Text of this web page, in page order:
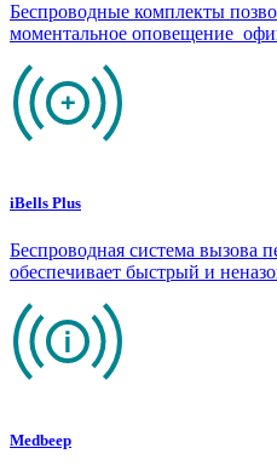
Беспроводные комплекты
моментальное оповещение
iBells Plus
Беспроводная система вызова
обеспечивает быстрый и
Medbeep